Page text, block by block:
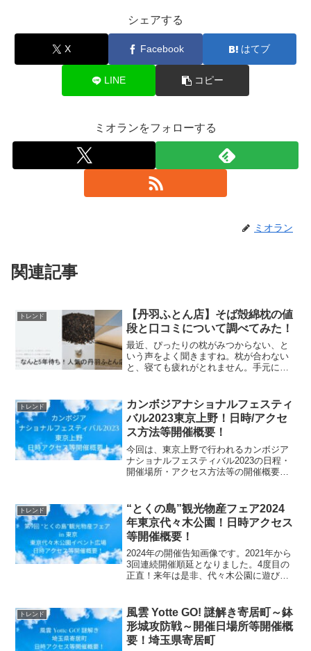
シェアする
X Facebook はてブ
LINE コピー
ミオランをフォローする
ミオラン
関連記事
トレンド
【丹羽ふとん店】そば殻綿枕の値
段と口コミについて調べてみた！
最近、ぴったりの枕がみつからない、と
いう声をよく聞きますね。枕が合わない
と、寝ても疲れがとれません。手元に届
枕の値段や口コミについて調べてみまし
た。そば殻綿枕の値段に...
トレンド
カンボジアナショナルフェスティ
バル2023東京上野！日時/アクセ
ス方法等開催概要！
今回は、東京上野で行われるカンボジア
ナショナルフェスティバル2023の日程・
開催場所・アクセス方法等の開催概要に
ール 200g カンボジア産 世界最高峰 黒コ
シ...
トレンド
“とくの島”観光物産フェア2024
年東京代々木公園！日時アクセス
等開催概要！
2024年の開催告知画像です。2021年から
3回連続開催順延となりました。4度目の
正直！来年は是非、代々木公園に遊びに
番」』2024年2月18日(日)10:00-...
トレンド
風雲 Yotte GO! 謎解き寄居町～鉢
形城攻防戦～開催日場所等開催概
要！埼玉県寄居町